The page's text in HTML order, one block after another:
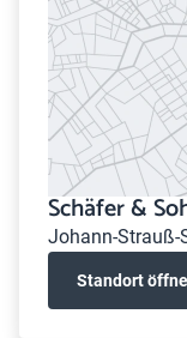
Schäfer &
Johann-Strauß-
Standort